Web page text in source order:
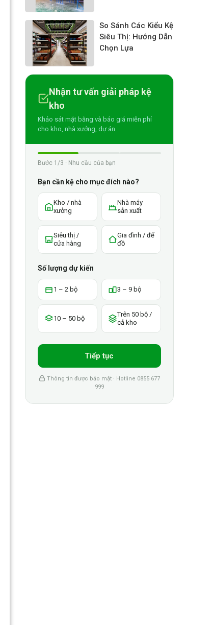
Chứa Pallet
Selective Drive-in:
Tối Ưu Diện Tích,
Lưu Trữ
So Sánh Các Kiểu Kệ
Siêu Thị: Hướng Dẫn
Chọn Lựa
Nhận tư vấn giải pháp kệ
kho
Khảo sát mặt bằng và báo giá miễn phí
cho kho, nhà xưởng, dự án
Bước 1/3 · Nhu cầu của bạn
Bạn cần kệ cho mục đích nào?
Kho / nhà
xưởng
Nhà máy
sản xuất
Siêu thị /
cửa hàng
Gia đình / để
đồ
Số lượng dự kiến
1 – 2 bộ 3 – 9 bộ
10 – 50 bộ
Trên 50 bộ /
cả kho
Tiếp tục
Thông tin được bảo mật · Hotline 0855 677
999